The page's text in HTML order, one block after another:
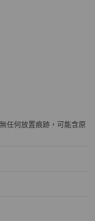
接受再下單
受退換貨商品配件以賣場
任何放置痕跡，可能含原